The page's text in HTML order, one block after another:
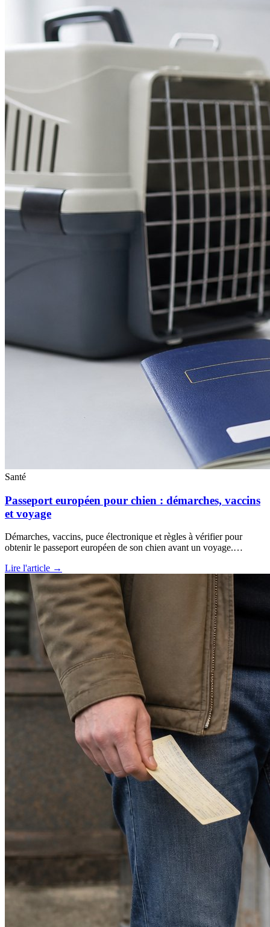
Santé
Passeport européen pour chien : démarches, vaccins
et voyage
Démarches, vaccins, puce électronique et règles à vérifier pour
obtenir le passeport européen de son chien avant un voyage.…
Lire l'article →